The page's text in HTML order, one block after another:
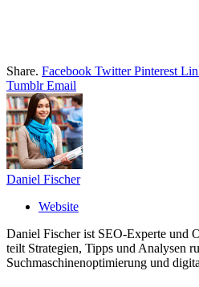
Share. Facebook Twitter Pinterest
Tumblr Email
Daniel Fischer
Website
Daniel Fischer ist SEO-Experte und
teilt Strategien, Tipps und Analysen
Suchmaschinenoptimierung und